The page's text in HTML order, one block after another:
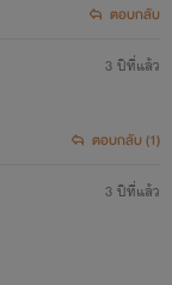
ตอบกลับ
3 ปีที่แล้ว
ตอบกลับ (1)
3 ปีที่แล้ว